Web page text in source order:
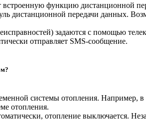
функцию дистанционной
дистанционной передачи данных.
задаются с помощью
отправляет SMS-сообщение.
системы отопления. Например,
отопления.
отопление выключается.